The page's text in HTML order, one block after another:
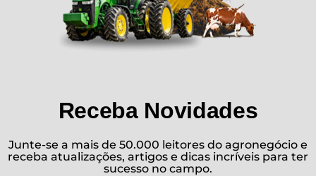
Receba Novidades
Junte-se a mais de 50.000 leitores do agronegócio e
receba atualizações, artigos e dicas incríveis para ter
sucesso no campo.